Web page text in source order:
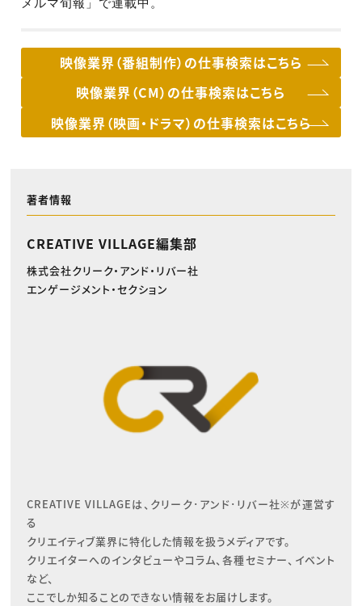
メルマ旬報」で連載中。
映像業界（番組制作）の仕事検索はこちら
映像業界（CM）の仕事検索はこちら
映像業界（映画・ドラマ）の仕事検索はこちら
著者情報
CREATIVE VILLAGE編集部
株式会社クリーク・アンド・リバー社
エンゲージメント・セクション
CREATIVE VILLAGEは、クリーク･アンド･リバー社※が運営す
る
クリエイティブ業界に特化した情報を扱うメディアです。
クリエイターへのインタビューやコラム、各種セミナー、イベント
など、
ここでしか知ることのできない情報をお届けします。